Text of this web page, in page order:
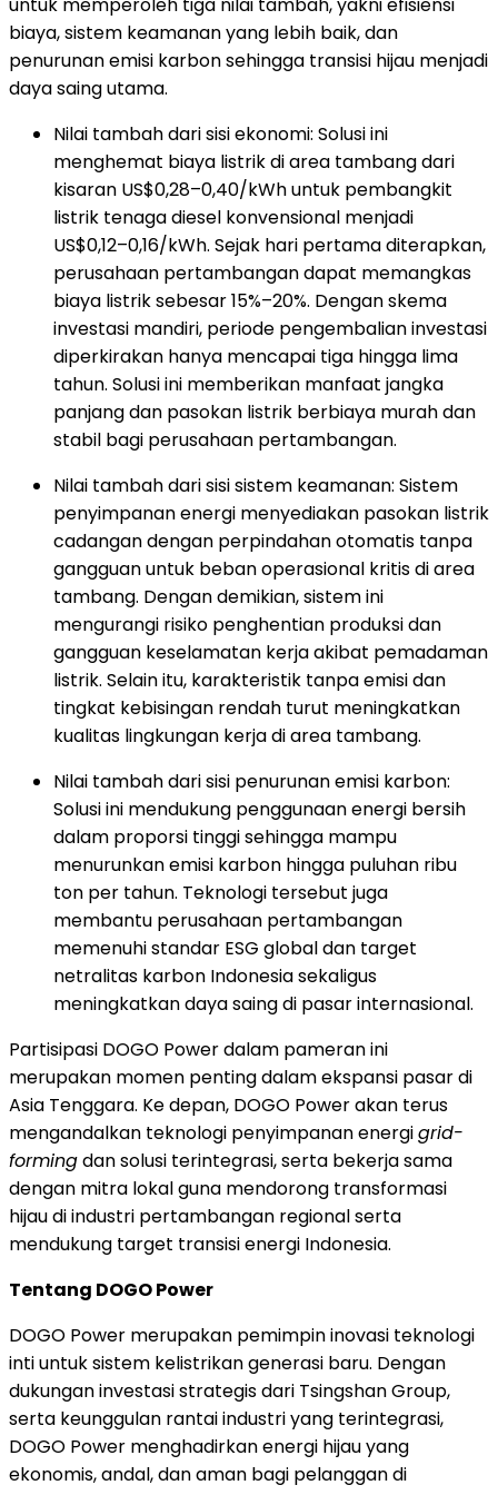
biaya, sistem keamanan yang lebih baik, dan
penurunan emisi karbon sehingga transisi hijau menjadi
daya saing utama.
Nilai tambah dari sisi ekonomi: Solusi ini
menghemat biaya listrik di area tambang dari
kisaran US$0,28–0,40/kWh untuk pembangkit
listrik tenaga diesel konvensional menjadi
US$0,12–0,16/kWh. Sejak hari pertama diterapkan,
perusahaan pertambangan dapat memangkas
biaya listrik sebesar 15%–20%. Dengan skema
investasi mandiri, periode pengembalian investasi
diperkirakan hanya mencapai tiga hingga lima
tahun. Solusi ini memberikan manfaat jangka
panjang dan pasokan listrik berbiaya murah dan
stabil bagi perusahaan pertambangan.
Nilai tambah dari sisi sistem keamanan: Sistem
penyimpanan energi menyediakan pasokan listrik
cadangan dengan perpindahan otomatis tanpa
gangguan untuk beban operasional kritis di area
tambang. Dengan demikian, sistem ini
mengurangi risiko penghentian produksi dan
gangguan keselamatan kerja akibat pemadaman
listrik. Selain itu, karakteristik tanpa emisi dan
tingkat kebisingan rendah turut meningkatkan
kualitas lingkungan kerja di area tambang.
Nilai tambah dari sisi penurunan emisi karbon:
Solusi ini mendukung penggunaan energi bersih
dalam proporsi tinggi sehingga mampu
menurunkan emisi karbon hingga puluhan ribu
ton per tahun. Teknologi tersebut juga
membantu perusahaan pertambangan
memenuhi standar ESG global dan target
netralitas karbon Indonesia sekaligus
meningkatkan daya saing di pasar internasional.
Partisipasi DOGO Power dalam pameran ini
merupakan momen penting dalam ekspansi pasar di
Asia Tenggara. Ke depan, DOGO Power akan terus
mengandalkan teknologi penyimpanan energigrid-
formingdan solusi terintegrasi, serta bekerja sama
dengan mitra lokal guna mendorong transformasi
hijau di industri pertambangan regional serta
mendukung target transisi energi Indonesia.
Tentang DOGO Power
DOGO Power merupakan pemimpin inovasi teknologi
inti untuk sistem kelistrikan generasi baru. Dengan
dukungan investasi strategis dari Tsingshan Group,
serta keunggulan rantai industri yang terintegrasi,
DOGO Power menghadirkan energi hijau yang
ekonomis, andal, dan aman bagi pelanggan di